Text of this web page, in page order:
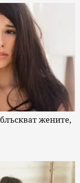
жените,